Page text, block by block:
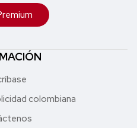
colombiana